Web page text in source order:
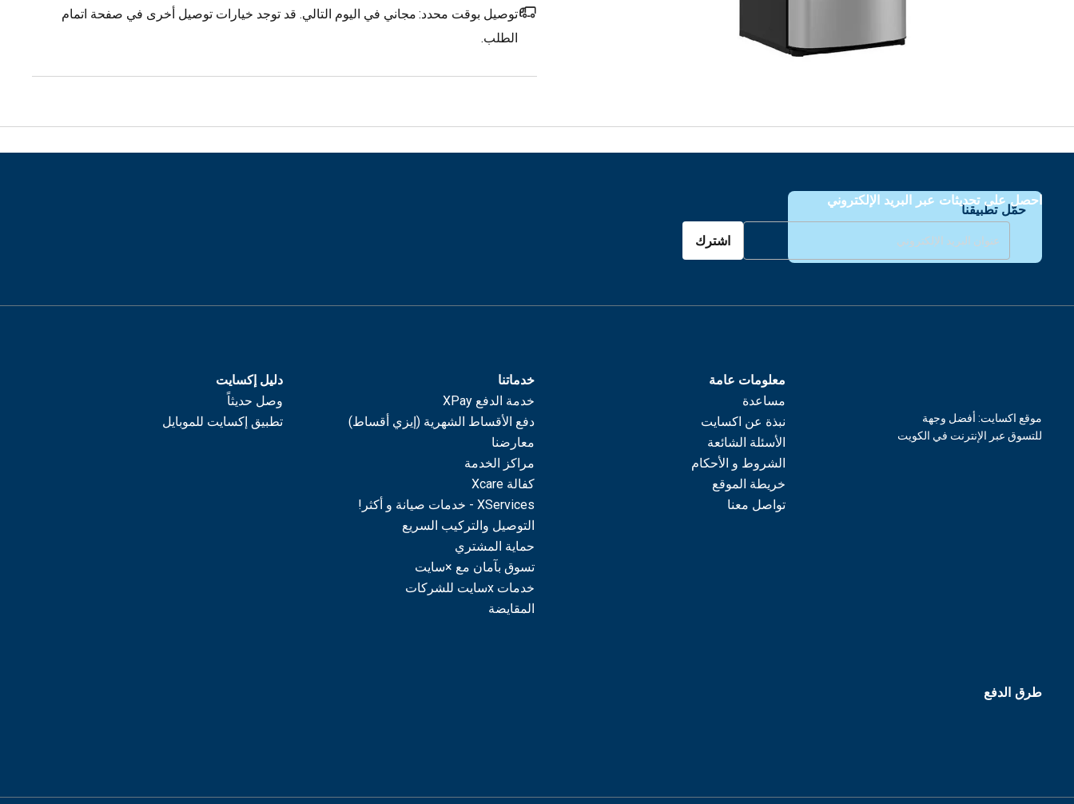
توصيل بوقت محدد: مجاني في اليوم التالي. قد توجد خيارات توصيل أخرى في صفحة اتمام
الطلب.
حمّل تطبيقنا
احصل على تحديثات عبر البريد الإلكتروني
اشترك
معلومات عامة
مساعدة
نبذة عن اكسايت
الأسئلة الشائعة
الشروط و الأحكام
خريطة الموقع
تواصل معنا
خدماتنا
خدمة الدفع XPay
دفع الأقساط الشهرية (إيزي أقساط)
معارضنا
مراكز الخدمة
كفالة Xcare
XServices - خدمات صيانة و أكثر!
التوصيل والتركيب السريع
حماية المشتري
تسوق بآمان مع ×سايت
خدمات xسايت للشركات
المقايضة
دليل إكسايت
وصل حديثاً
تطبيق إكسايت للموبايل
موقع اكسايت: أفضل وجهة
للتسوق عبر الإنترنت في الكويت
طرق الدفع